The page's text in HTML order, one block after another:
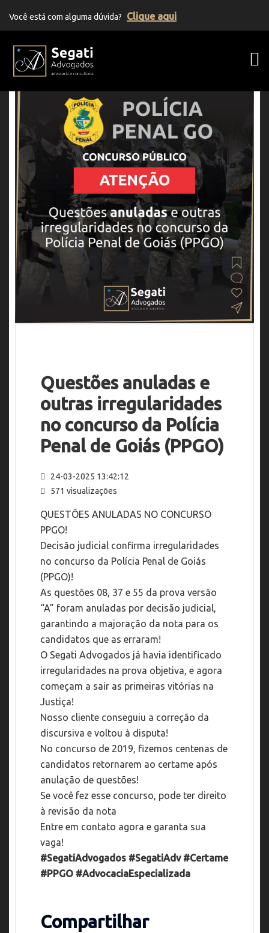
Você está com alguma dúvida? Clique aqui
Questões anuladas e
outras irregularidades
no concurso da Polícia
Penal de Goiás (PPGO)
24-03-2025 13:42:12
571 visualizações
QUESTÕES ANULADAS NO CONCURSO
PPGO!
Decisão judicial confirma irregularidades
no concurso da Polícia Penal de Goiás
(PPGO)!
As questões 08, 37 e 55 da prova versão
“A” foram anuladas por decisão judicial,
garantindo a majoração da nota para os
candidatos que as erraram!
O Segati Advogados já havia identificado
irregularidades na prova objetiva, e agora
começam a sair as primeiras vitórias na
Justiça!
Nosso cliente conseguiu a correção da
discursiva e voltou à disputa!
No concurso de 2019, fizemos centenas de
candidatos retornarem ao certame após
anulação de questões!
Se você fez esse concurso, pode ter direito
à revisão da nota
Entre em contato agora e garanta sua
vaga!
#SegatiAdvogados #SegatiAdv #Certame
#PPGO #AdvocaciaEspecializada
Compartilhar